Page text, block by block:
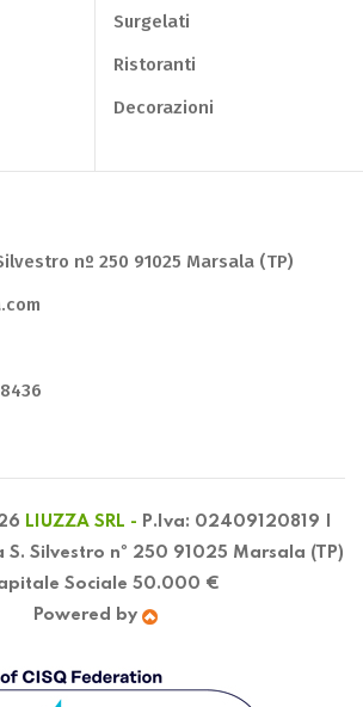
Surgelati
Ristoranti
Decorazioni
nº 250 91025 Marsala (TP)
LIUZZA SRL - P.Iva: 02409120819 |
S. Silvestro nº 250 91025 Marsala (TP)
Sociale 50.000 €
Powered by